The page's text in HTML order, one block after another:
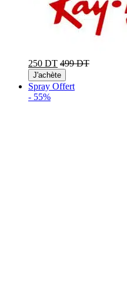
250 DT 499 DT
J'achète
Spray Offert
- 55%